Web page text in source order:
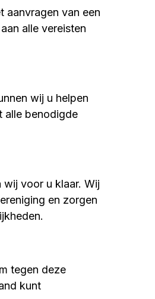
aanvragen van een
alle vereisten
wij u helpen
alle benodigde
wij voor u klaar. Wij
en zorgen
tegen deze
kunt